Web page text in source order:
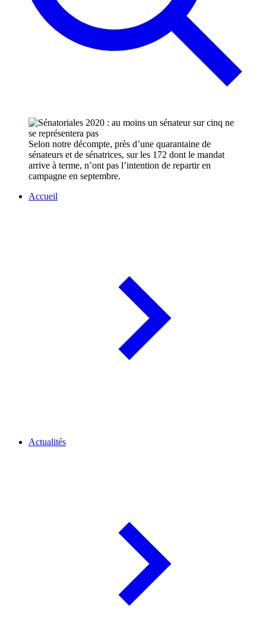
Selon notre décompte, près d’une quarantaine de
sénateurs et de sénatrices, sur les 172 dont le mandat
arrive à terme, n’ont pas l’intention de repartir en
campagne en septembre.
Accueil
Actualités